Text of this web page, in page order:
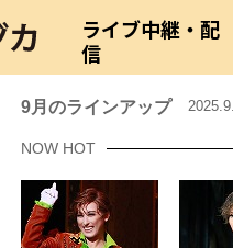
ライブ中継・配
信
9月のラインアップ
NOW HOT